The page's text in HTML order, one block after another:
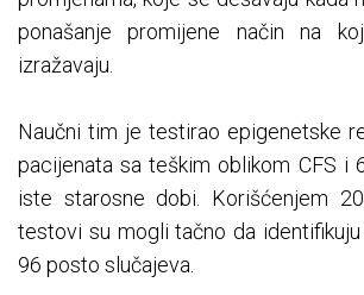
ponašanje promijene način na
izražavaju.
Naučni tim je testirao epigenetske
pacijenata sa teškim oblikom CFS i
iste starosne dobi. Korišćenjem
testovi su mogli tačno da
96 posto slučajeva.